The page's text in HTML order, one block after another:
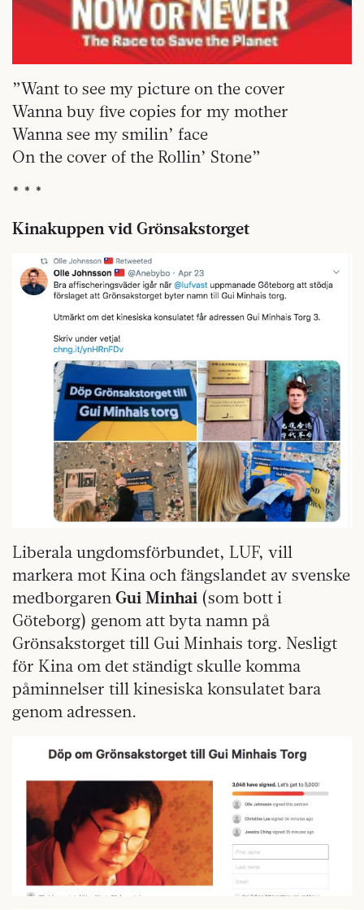
”Want to see my picture on the cover
Wanna buy five copies for my mother
Wanna see my smilin’ face
On the cover of the Rollin’ Stone”
* * *
Kinakuppen vid Grönsakstorget
Liberala ungdomsförbundet, LUF, vill
markera mot Kina och fängslandet av svenske
medborgarenGui Minhai (som bott i
Göteborg) genom att byta namn på
Grönsakstorget till Gui Minhais torg. Nesligt
för Kina om det ständigt skulle komma
påminnelser till kinesiska konsulatet bara
genom adressen.